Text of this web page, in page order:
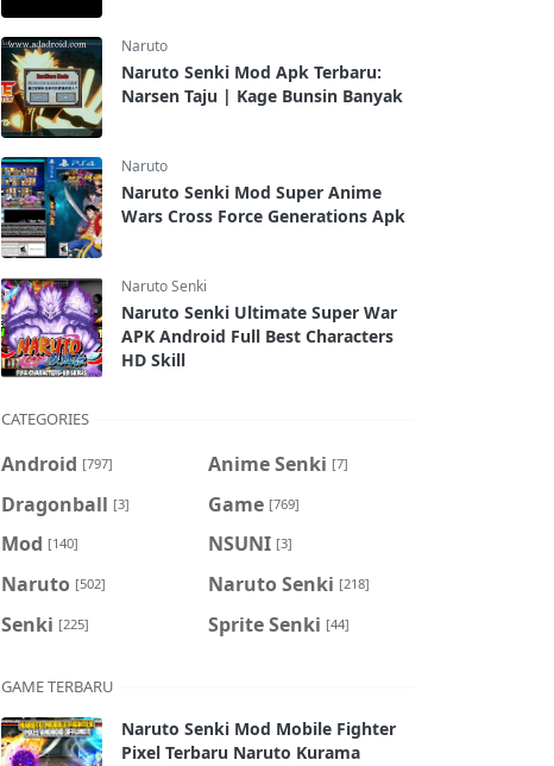
Naruto
Naruto Senki Mod Apk Terbaru:
Narsen Taju | Kage Bunsin Banyak
Naruto
Naruto Senki Mod Super Anime
Wars Cross Force Generations Apk
Naruto Senki
Naruto Senki Ultimate Super War
APK Android Full Best Characters
HD Skill
CATEGORIES
Android [797] Anime Senki [7]
Dragonball [3] Game [769]
Mod [140] NSUNI [3]
Naruto [502] Naruto Senki [218]
Senki [225] Sprite Senki [44]
GAME TERBARU
Naruto Senki Mod Mobile Fighter
Pixel Terbaru Naruto Kurama